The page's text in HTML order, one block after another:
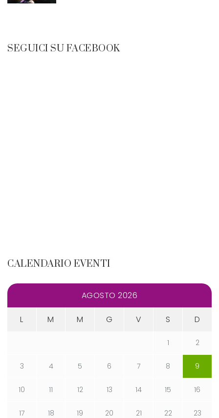
SEGUICI SU FACEBOOK
CALENDARIO EVENTI
AGOSTO 2026
L M M G V S D
1 2
3 4 5 6 7 8 9
10 11 12 13 14 15 16
17 18 19 20 21 22 23